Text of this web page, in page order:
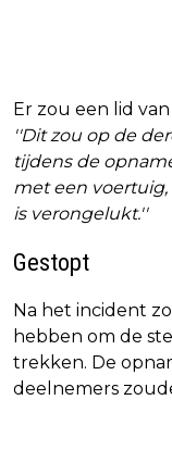
Er zou een lid
''Dit zou op de
tijdens de
met een voertuig,
is verongelukt.''
Gestopt
Na het incident
hebben om de
trekken. De
deelnemers